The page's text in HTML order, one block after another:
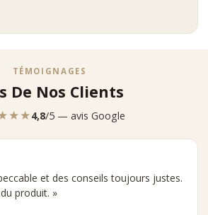
TÉMOIGNAGES
De Nos Clients
4,8/5 — avis Google
et des conseils toujours justes.
produit. »